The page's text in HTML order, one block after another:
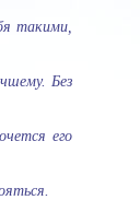
такими,
Без
его